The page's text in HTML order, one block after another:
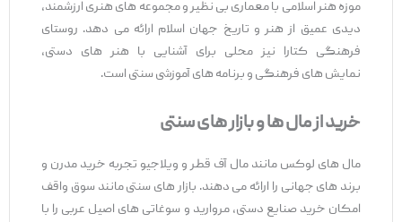
موزه هنر اسلامی با معماری بی ‌نظیر و مجموعه ‌های هنری ارزشمند،
دیدی عمیق از هنر و تاریخ جهان اسلام ارائه می ‌دهد. روستای
فرهنگی کتارا نیز محلی برای آشنایی با هنر های دستی،
نمایش‌ های فرهنگی و برنامه ‌های آموزشی سنتی است.
خرید از مال‌ها و بازارهای سنتی
مال‌ های لوکس مانند مال آف قطر و ویلاجیو تجربه خرید مدرن و
برند های جهانی را ارائه می‌ دهند. بازار های سنتی مانند سوق واقف
امکان خرید صنایع دستی، مروارید و سوغاتی ‌های اصیل عربی را با